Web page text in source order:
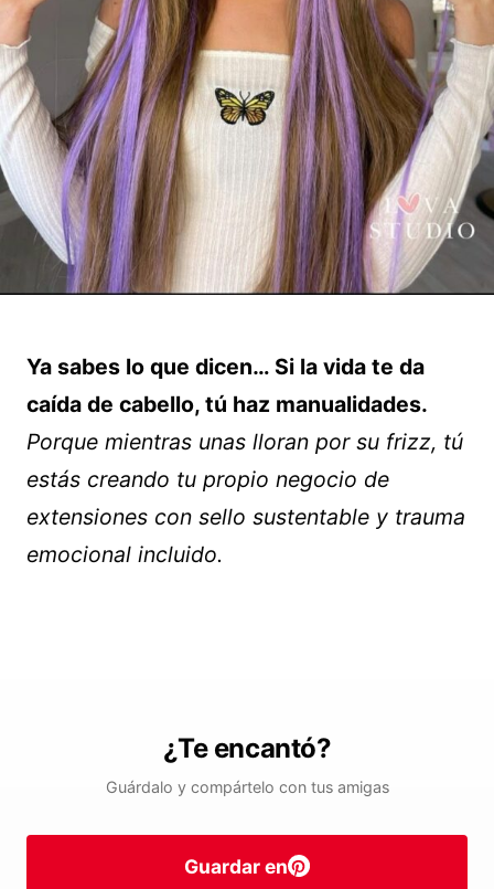
Ya sabes lo que dicen… Si la vida te da
caída de cabello, tú haz manualidades.
Porque mientras unas lloran por su frizz, tú
estás creando tu propio negocio de
extensiones con sello sustentable y trauma
emocional incluido.
¿Te encantó?
Guárdalo y compártelo con tus amigas
Guardar en